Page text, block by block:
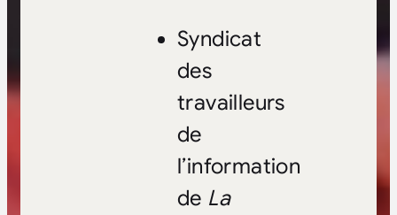
Syndicat
des
travailleurs
de
l’information
de La